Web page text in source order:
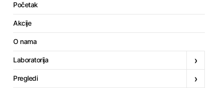
Početak
Akcije
O nama
Laboratorija ›
Pregledi ›
Linkovi
Početak
O nama